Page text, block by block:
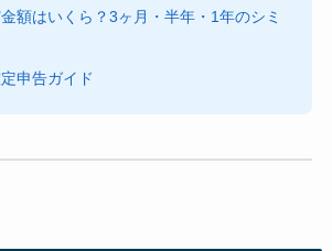
額はいくら？3ヶ月・半年・1年のシミ
申告ガイド